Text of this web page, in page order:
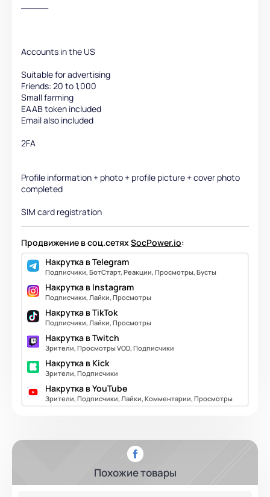
Accounts in the US
Suitable for advertising
Friends: 20 to 1,000
Small farming
EAAB token included
Email also included
2FA
Profile information + photo + profile picture + cover photo
completed
SIM card registration
Продвижение в соц.сетяхSocPower.io:
Накрутка в Telegram
Подписчики, БотСтарт, Реакции, Просмотры, Бусты
Накрутка в Instagram
Подписчики, Лайки, Просмотры
Накрутка в TikTok
Подписчики, Лайки, Просмотры
Накрутка в Twitch
Зрители, Просмотры VOD, Подписчики
Накрутка в Kick
Зрители, Подписчики
Накрутка в YouTube
Зрители, Подписчики, Лайки, Комментарии, Просмотры
Похожие товары